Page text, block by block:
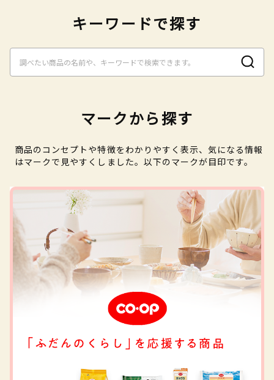
キーワードで探す
マークから探す
商品のコンセプトや特徴をわかりやすく表示、気になる情報
はマークで見やすくしました。以下のマークが目印です。